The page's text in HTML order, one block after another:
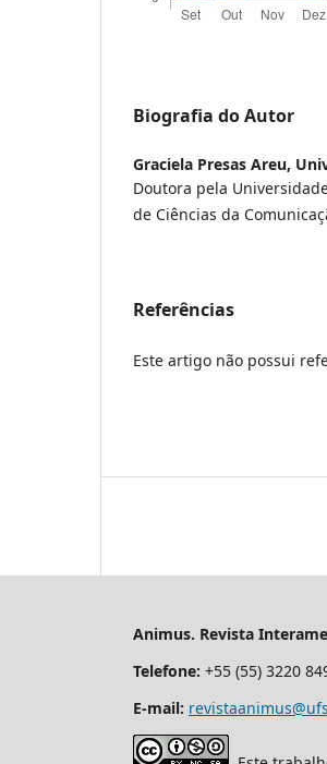
Biografia do Autor
Graciela Presas Areu,
Doutora pela
de Ciências da
Referências
Este artigo não possui
Animus. Revista
Telefone: +55 (55) 3220
E-mail: